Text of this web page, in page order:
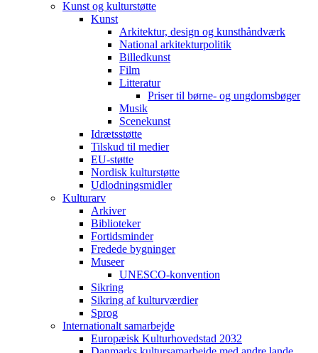
Kunst og kulturstøtte
Kunst
Arkitektur, design og kunsthåndværk
National arkitekturpolitik
Billedkunst
Film
Litteratur
Priser til børne- og ungdomsbøger
Musik
Scenekunst
Idrætsstøtte
Tilskud til medier
EU-støtte
Nordisk kulturstøtte
Udlodningsmidler
Kulturarv
Arkiver
Biblioteker
Fortidsminder
Fredede bygninger
Museer
UNESCO-konvention
Sikring
Sikring af kulturværdier
Sprog
Internationalt samarbejde
Europæisk Kulturhovedstad 2032